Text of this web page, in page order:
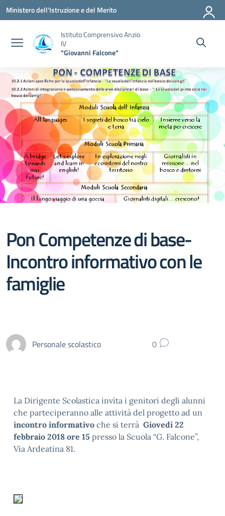
Vai ai contenuti
Vai al menu di navigazione
Vai al footer
Ministero dell'Istruzione e del Merito
Istituto Comprensivo Anzio
IV
"Giovanni Falcone"
Pon Competenze di base-
Incontro informativo con le
famiglie
Personale scolastico 0
La Dirigente Scolastica invita i genitori degli alunni
che parteciperanno alle attività del progetto ad un
incontro informativo che si terrà Giovedì 22
febbraio 2018 ore 15 presso la Scuola “G. Falcone”,
Via Ardeatina 81.